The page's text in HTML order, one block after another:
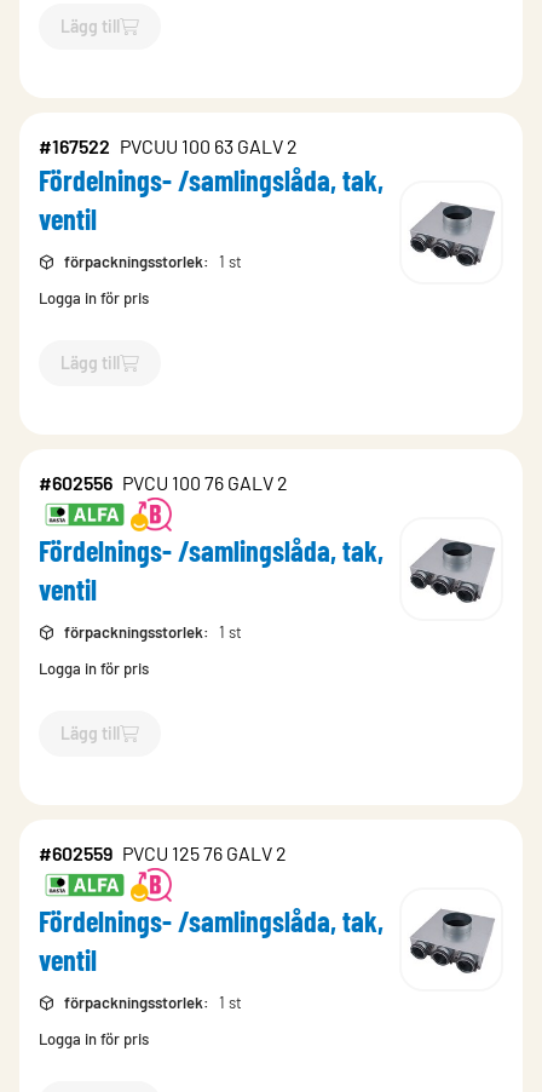
Lägg till
`$Lägg till
#167522 PVCUU 100 63 GALV 2
Fördelnings- /samlingslåda, tak,
ventil
förpackningsstorlek:
1 st
Logga in för pris
Lägg till
`$Lägg till
#602556 PVCU 100 76 GALV 2
Fördelnings- /samlingslåda, tak,
ventil
förpackningsstorlek:
1 st
Logga in för pris
Lägg till
`$Lägg till
#602559 PVCU 125 76 GALV 2
Fördelnings- /samlingslåda, tak,
ventil
förpackningsstorlek:
1 st
Logga in för pris